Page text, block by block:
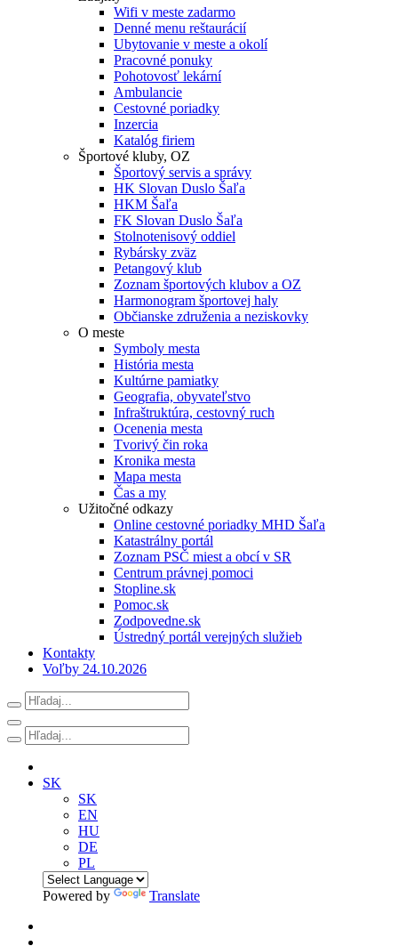
Wifi v meste zadarmo
Denné menu reštaurácií
Ubytovanie v meste a okolí
Pracovné ponuky
Pohotovosť lekární
Ambulancie
Cestovné poriadky
Inzercia
Katalóg firiem
Športové kluby, OZ
Športový servis a správy
HK Slovan Duslo Šaľa
HKM Šaľa
FK Slovan Duslo Šaľa
Stolnotenisový oddiel
Rybársky zväz
Petangový klub
Zoznam športových klubov a OZ
Harmonogram športovej haly
Občianske združenia a neziskovky
O meste
Symboly mesta
História mesta
Kultúrne pamiatky
Geografia, obyvateľstvo
Infraštruktúra, cestovný ruch
Ocenenia mesta
Tvorivý čin roka
Kronika mesta
Mapa mesta
Čas a my
Užitočné odkazy
Online cestovné poriadky MHD Šaľa
Katastrálny portál
Zoznam PSČ miest a obcí v SR
Centrum právnej pomoci
Stopline.sk
Pomoc.sk
Zodpovedne.sk
Ústredný portál verejných služieb
Kontakty
Voľby 24.10.2026
SK
SK
EN
HU
DE
PL
Powered by Translate